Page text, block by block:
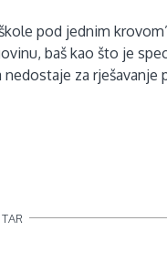
pod jednim
baš kao što je
nedostaje za rješavanje